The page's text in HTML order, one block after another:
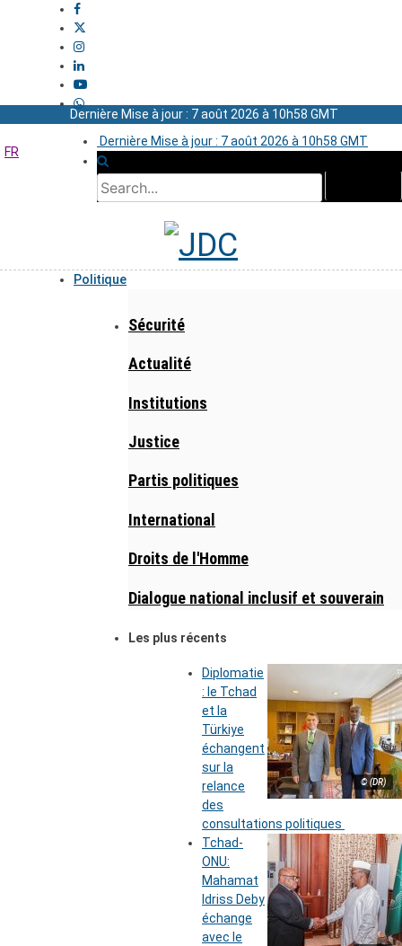
Dernière Mise à jour : 7 août 2026 à 10h58 GMT
Dernière Mise à jour : 7 août 2026 à 10h58 GMT
FR
Politique
Sécurité
Actualité
Institutions
Justice
Partis politiques
International
Droits de l'Homme
Dialogue national inclusif et souverain
Les plus récents
© (DR)
Diplomatie
: le Tchad
et la
Türkiye
échangent
sur la
relance
des
consultations politiques
Tchad-
ONU:
Mahamat
Idriss Deby
échange
avec le